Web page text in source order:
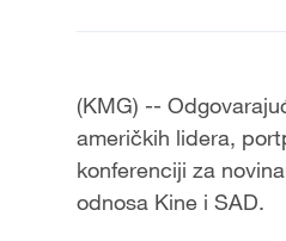
(KMG) --
američkih lidera,
konferenciji za
odnosa Kine i SAD.